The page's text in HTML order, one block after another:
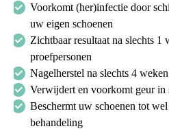
Voorkomt (her)infectie door
uw eigen schoenen
Zichtbaar resultaat na slechts
proefpersonen
Nagelherstel na slechts 4 weken
Verwijdert en voorkomt geur in
Beschermt uw schoenen tot wel
behandeling